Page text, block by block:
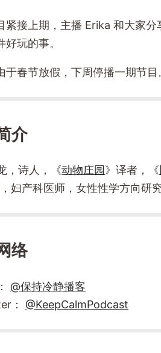
紧接上期，主播 Erika 和大家
好玩的事。
于春节放假，下周停播一期节目
介
，诗人，《动物庄园》译者，《
妇产科医师，女性性学方向研究
络
@保持冷静播客
： @KeepCalmPodcast